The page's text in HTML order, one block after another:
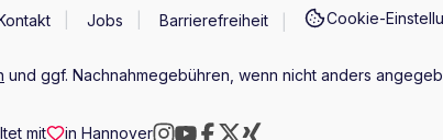
Jobs Barrierefreiheit Cookie-
und ggf. Nachnahmegebühren, wenn nicht anders
mit in Hannover